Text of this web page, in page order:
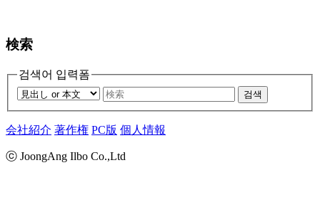
検索
검색어 입력폼
검색
会社紹介 著作権 PC版 個人情報
ⓒ JoongAng Ilbo Co.,Ltd